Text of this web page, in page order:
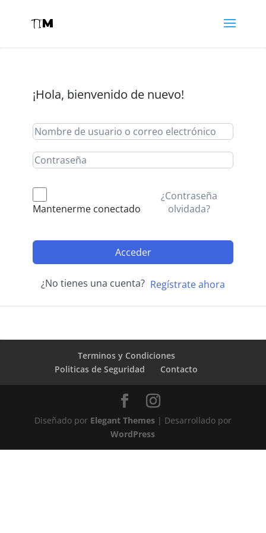
¡Hola, bienvenido de nuevo!
Mantenerme conectado
¿Contraseña
olvidada?
Acceder
¿No tienes una cuenta? Regístrate ahora
Terminos y Condiciones
Politicas de Seguridad
Contacto
Diseñado por Elegant Themes| Desarrollado por
WordPress